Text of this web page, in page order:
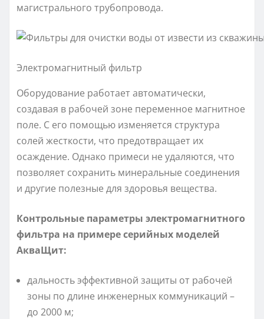
магистрального трубопровода.
Электромагнитный фильтр
Оборудование работает автоматически,
создавая в рабочей зоне переменное магнитное
поле. С его помощью изменяется структура
солей жесткости, что предотвращает их
осаждение. Однако примеси не удаляются, что
позволяет сохранить минеральные соединения
и другие полезные для здоровья вещества.
Контрольные параметры электромагнитного
фильтра на примере серийных моделей
АкваЩит:
дальность эффективной защиты от рабочей
зоны по длине инженерных коммуникаций –
до 2000 м;